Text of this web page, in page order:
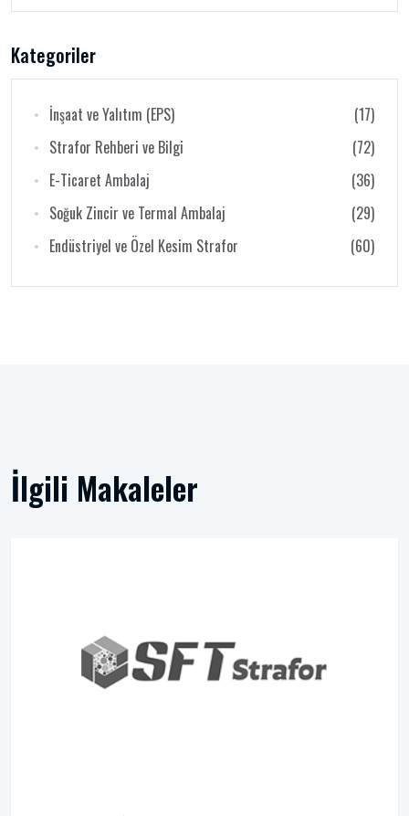
Kategoriler
İnşaat ve Yalıtım (EPS)
(17)
Strafor Rehberi ve Bilgi
(72)
E-Ticaret Ambalaj
(36)
Soğuk Zincir ve Termal Ambalaj
(29)
Endüstriyel ve Özel Kesim Strafor
(60)
İlgili Makaleler